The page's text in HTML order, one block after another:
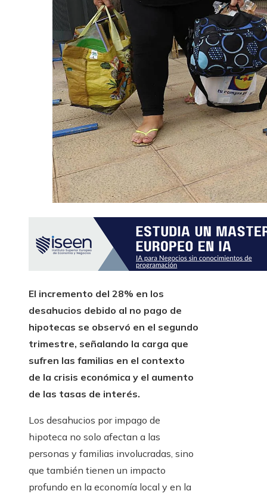
El incremento del 28% en los
desahucios debido al no pago de
hipotecas se observó en el segundo
trimestre, señalando la carga que
sufren las familias en el contexto
de la crisis económica y el aumento
de las tasas de interés.
Los desahucios por impago de
hipoteca no solo afectan a las
personas y familias involucradas, sino
que también tienen un impacto
profundo en la economía local y en la